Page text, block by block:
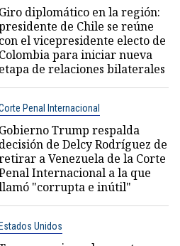
Giro diplomático en la región:
de Chile se reúne
con el vicepresidente electo de
Colombia para iniciar nueva
etapa de relaciones bilaterales
Penal Internacional
Gobierno Trump respalda
decisión de Delcy Rodríguez de
a Venezuela de la Corte
Internacional a la que
"corrupta e inútil"
Estados Unidos